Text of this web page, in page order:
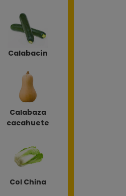
Calabacín
Calabaza
cacahuete
Col China